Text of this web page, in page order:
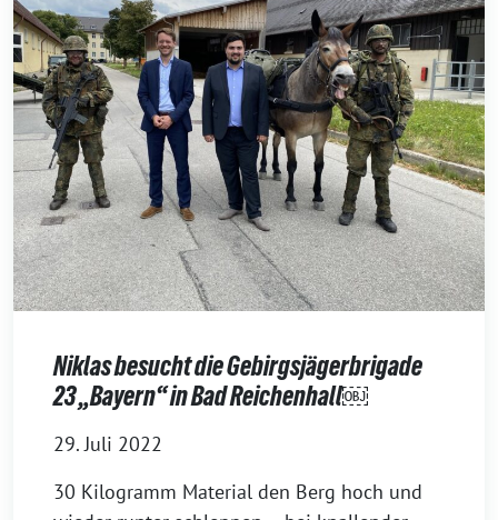
Niklas besucht die Gebirgsjägerbrigade
23 „Bayern“ in Bad Reichenhall￼
29. Juli 2022
30 Kilogramm Material den Berg hoch und